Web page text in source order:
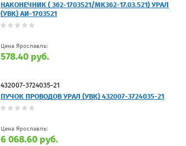
НАКОНЕЧНИК ( 362-1703521/МК362-17.03.521) УРАЛ
(УВК) АИ-1703521
Цена Ярославль:
578.40 руб.
432007-3724035-21
ПУЧОК ПРОВОДОВ УРАЛ (УВК) 432007-3724035-21
Цена Ярославль:
6 068.60 руб.